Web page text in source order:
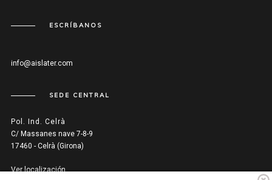
ESCRÍBANOS
info@aislater.com
SEDE CENTRAL
Pol. Ind. Celrà
C/ Massanes nave 7-8-9
17460 - Celrà (Girona)
Ver localización